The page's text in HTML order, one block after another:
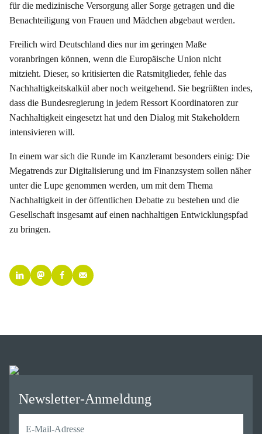
für die medizinische Versorgung aller Sorge getragen und die
Benachteiligung von Frauen und Mädchen abgebaut werden.
Freilich wird Deutschland dies nur im geringen Maße
voranbringen können, wenn die Europäische Union nicht
mitzieht. Dieser, so kritisierten die Ratsmitglieder, fehle das
Nachhaltigkeitskalkül aber noch weitgehend. Sie begrüßten indes,
dass die Bundesregierung in jedem Ressort Koordinatoren zur
Nachhaltigkeit eingesetzt hat und den Dialog mit Stakeholdern
intensivieren will.
In einem war sich die Runde im Kanzleramt besonders einig: Die
Megatrends zur Digitalisierung und im Finanzsystem sollen näher
unter die Lupe genommen werden, um mit dem Thema
Nachhaltigkeit in der öffentlichen Debatte zu bestehen und die
Gesellschaft insgesamt auf einen nachhaltigen Entwicklungspfad
zu bringen.
Newsletter-Anmeldung